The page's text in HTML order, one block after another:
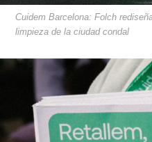
Cuidem Barcelona: Folch
limpieza de la ciudad condal